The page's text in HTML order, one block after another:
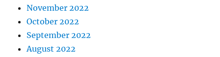
November 2022
October 2022
September 2022
August 2022